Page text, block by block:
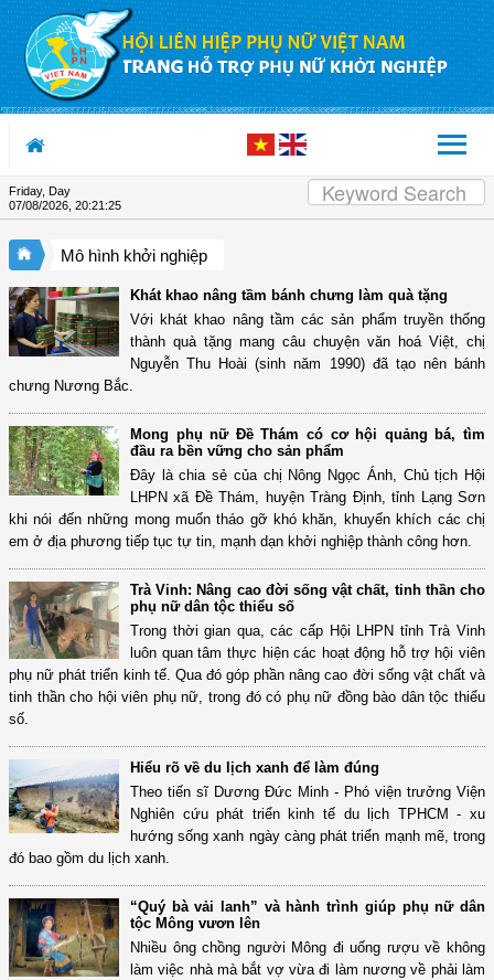
Skip to Content
Friday, Day
07/08/2026 20:21:25
Mô hình khởi nghiệp
Khát khao nâng tầm bánh chưng làm quà tặng
Với khát khao nâng tầm các sản phẩm truyền thống
thành quà tặng mang câu chuyện văn hoá Việt, chị
Nguyễn Thu Hoài (sinh năm 1990) đã tạo nên bánh
chưng Nương Bắc.
Mong phụ nữ Đề Thám có cơ hội quảng bá, tìm
đầu ra bền vững cho sản phẩm
Đây là chia sẻ của chị Nông Ngọc Ánh, Chủ tịch Hội
LHPN xã Đề Thám, huyện Tràng Định, tỉnh Lạng Sơn
khi nói đến những mong muốn tháo gỡ khó khăn, khuyến khích các chị
em ở địa phương tiếp tục tự tin, mạnh dạn khởi nghiệp thành công hơn.
Trà Vinh: Nâng cao đời sống vật chất, tinh thần cho
phụ nữ dân tộc thiểu số
Trong thời gian qua, các cấp Hội LHPN tỉnh Trà Vinh
luôn quan tâm thực hiện các hoạt động hỗ trợ hội viên
phụ nữ phát triển kinh tế. Qua đó góp phần nâng cao đời sống vật chất và
tinh thần cho hội viên phụ nữ, trong đó có phụ nữ đồng bào dân tộc thiểu
số.
Hiểu rõ về du lịch xanh để làm đúng
Theo tiến sĩ Dương Đức Minh - Phó viện trưởng Viện
Nghiên cứu phát triển kinh tế du lịch TPHCM - xu
hướng sống xanh ngày càng phát triển mạnh mẽ, trong
đó bao gồm du lịch xanh.
“Quý bà vải lanh” và hành trình giúp phụ nữ dân
tộc Mông vươn lên
Nhiều ông chồng người Mông đi uống rượu về không
làm việc nhà mà bắt vợ vừa đi làm nương về phải làm